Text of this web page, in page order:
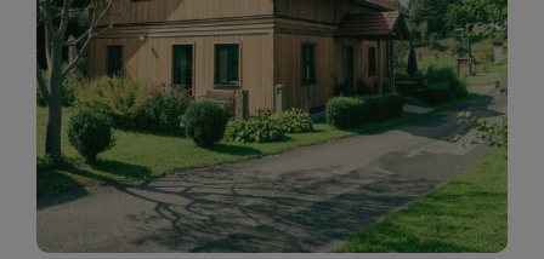
Gästeabend
Hausmuseum
Heimatmuseum
Hüttenabend
Individuelle Gruppenangebote
Kegelbahn